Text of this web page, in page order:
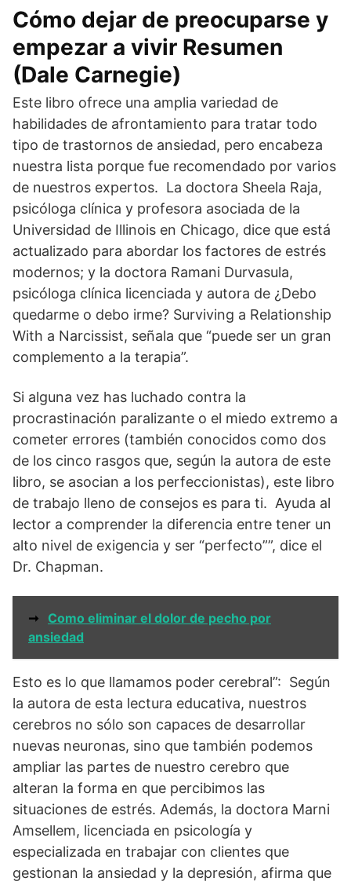
Cómo dejar de preocuparse y
empezar a vivir Resumen
(Dale Carnegie)
Este libro ofrece una amplia variedad de
habilidades de afrontamiento para tratar todo
tipo de trastornos de ansiedad, pero encabeza
nuestra lista porque fue recomendado por varios
de nuestros expertos. La doctora Sheela Raja,
psicóloga clínica y profesora asociada de la
Universidad de Illinois en Chicago, dice que está
actualizado para abordar los factores de estrés
modernos; y la doctora Ramani Durvasula,
psicóloga clínica licenciada y autora de ¿Debo
quedarme o debo irme? Surviving a Relationship
With a Narcissist, señala que “puede ser un gran
complemento a la terapia”.
Si alguna vez has luchado contra la
procrastinación paralizante o el miedo extremo a
cometer errores (también conocidos como dos
de los cinco rasgos que, según la autora de este
libro, se asocian a los perfeccionistas), este libro
de trabajo lleno de consejos es para ti. Ayuda al
lector a comprender la diferencia entre tener un
alto nivel de exigencia y ser “perfecto””, dice el
Dr. Chapman.
➞
Como eliminar el dolor de pecho por
ansiedad
Esto es lo que llamamos poder cerebral”: Según
la autora de esta lectura educativa, nuestros
cerebros no sólo son capaces de desarrollar
nuevas neuronas, sino que también podemos
ampliar las partes de nuestro cerebro que
alteran la forma en que percibimos las
situaciones de estrés. Además, la doctora Marni
Amsellem, licenciada en psicología y
especializada en trabajar con clientes que
gestionan la ansiedad y la depresión, afirma que